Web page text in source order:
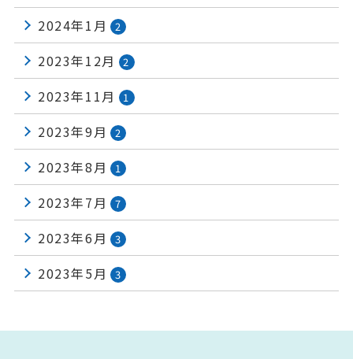
2024年1月 2
2023年12月 2
2023年11月 1
2023年9月 2
2023年8月 1
2023年7月 7
2023年6月 3
2023年5月 3